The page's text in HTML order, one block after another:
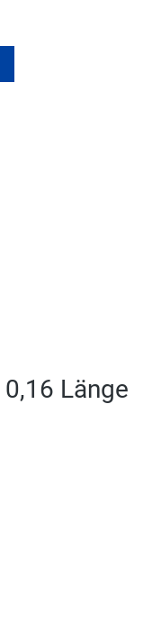
Länge